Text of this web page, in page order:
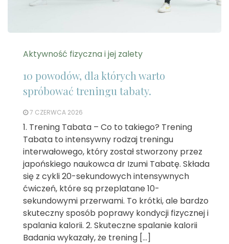
Aktywność fizyczna i jej zalety
10 powodów, dla których warto
spróbować treningu tabaty.
7 CZERWCA 2026
1. Trening Tabata – Co to takiego? Trening
Tabata to intensywny rodzaj treningu
interwałowego, który został stworzony przez
japońskiego naukowca dr Izumi Tabatę. Składa
się z cykli 20-sekundowych intensywnych
ćwiczeń, które są przeplatane 10-
sekundowymi przerwami. To krótki, ale bardzo
skuteczny sposób poprawy kondycji fizycznej i
spalania kalorii. 2. Skuteczne spalanie kalorii
Badania wykazały, że trening […]